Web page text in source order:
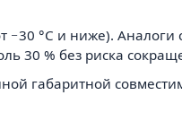
−30 °C и ниже).
30 % без риска
габаритной